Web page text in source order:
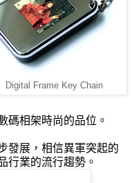
Digital Frame Key Chain
碼相架時尚的品位。
發展，相信異軍突起的
行業的流行趨勢。